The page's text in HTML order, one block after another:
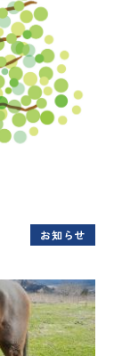
お知らせ